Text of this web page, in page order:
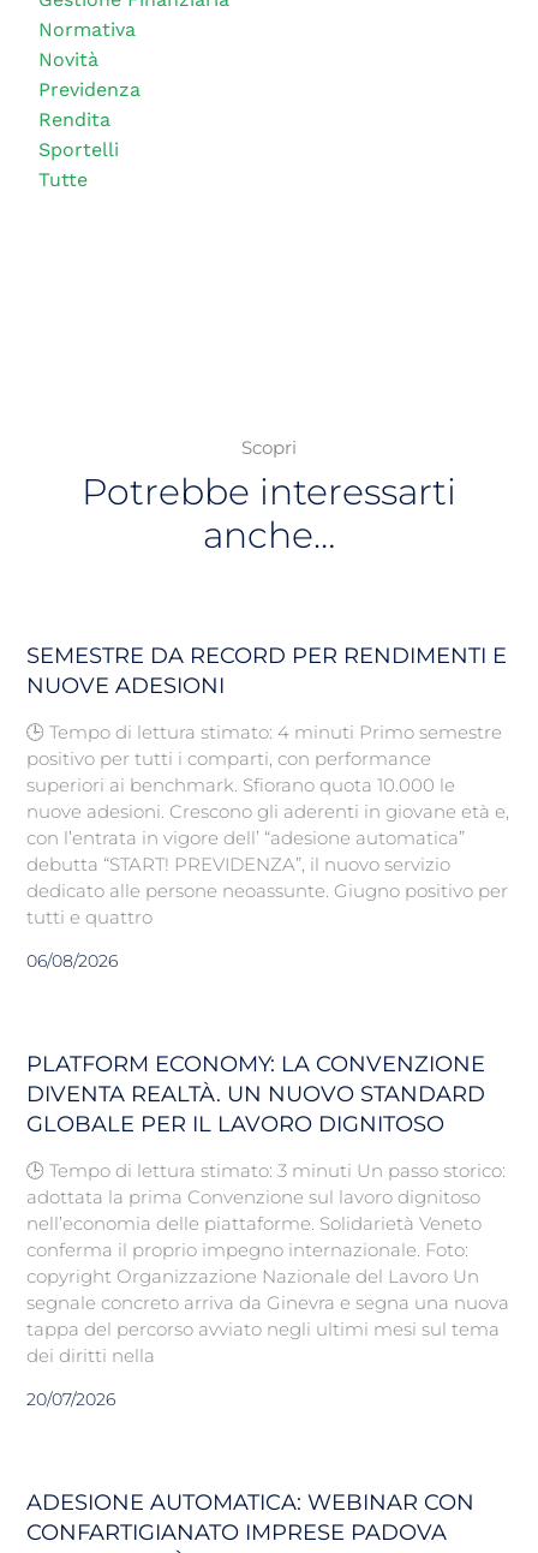
Normativa
Novità
Previdenza
Rendita
Sportelli
Tutte
Scopri
Potrebbe interessarti
anche…
SEMESTRE DA RECORD PER RENDIMENTI E
NUOVE ADESIONI
🕒 Tempo di lettura stimato: 4 minuti Primo semestre
positivo per tutti i comparti, con performance
superiori ai benchmark. Sfiorano quota 10.000 le
nuove adesioni. Crescono gli aderenti in giovane età e,
con l’entrata in vigore dell’ “adesione automatica”
debutta “START! PREVIDENZA”, il nuovo servizio
dedicato alle persone neoassunte. Giugno positivo per
tutti e quattro
06/08/2026
PLATFORM ECONOMY: LA CONVENZIONE
DIVENTA REALTÀ. UN NUOVO STANDARD
GLOBALE PER IL LAVORO DIGNITOSO
🕒 Tempo di lettura stimato: 3 minuti Un passo storico:
adottata la prima Convenzione sul lavoro dignitoso
nell’economia delle piattaforme. Solidarietà Veneto
conferma il proprio impegno internazionale. Foto:
copyright Organizzazione Nazionale del Lavoro Un
segnale concreto arriva da Ginevra e segna una nuova
tappa del percorso avviato negli ultimi mesi sul tema
dei diritti nella
20/07/2026
ADESIONE AUTOMATICA: WEBINAR CON
CONFARTIGIANATO IMPRESE PADOVA